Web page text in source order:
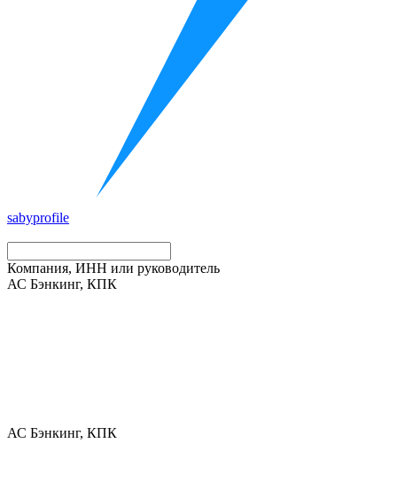
sabyprofile
Компания, ИНН или руководитель
АС Бэнкинг, КПК
АС Бэнкинг, КПК